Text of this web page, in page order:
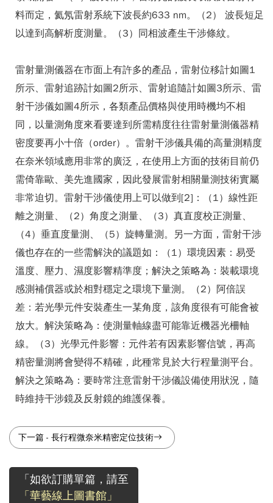
料而定，氦氖雷射系統下波長約633 nm。（2） 波長短足
以達到高解析度測量。（3）同相波產生干涉條紋。
雷射量測儀器在市面上有許多的產品，雷射位移計如圖1
所示、雷射追跡計如圖2所示、雷射追隨計如圖3所示、雷
射干涉儀如圖4所示，各類產品價格與使用時機均不相
同，以量測角度來看要達到所需精度往往雷射量測儀器精
密度要再小十倍（order）。雷射干涉儀具備的高量測精度
在奈米領域應用非常的廣泛，在使用上方面的技術目前仍
需倚靠歐、美先進國家，因此發展雷射相關量測技術實屬
非常迫切。雷射干涉儀使用上可以做到[2]：（1）線性距
離之測量、（2）角度之測量、（3）真直度校正測量、
（4）垂直度量測、（5）旋轉量測。另一方面，雷射干涉
儀也存在的一些需解決的議題如：（1）環境因素：易受
溫度、壓力、濕度影響精準度；解決之策略為：裝載環境
感測補償器或於相對穩定之環境下量測。（2）阿倍誤
差：若光學元件安裝產生一某角度，該角度很有可能會被
放大。解決策略為：使測量軸線盡可能靠近機器光柵軸
線。（3）光學元件影響：元件若有因素影響信號，再高
精密量測將會變得不精確，此種常見於大行程量測平台。
解決之策略為：要時常注意雷射干涉儀設備使用狀況，隨
時維持干涉鏡及反射鏡的維護保養。
下一篇 - 長行程微奈米精密定位技術
「如欲訂購單篇，請至
「華藝線上圖書館」